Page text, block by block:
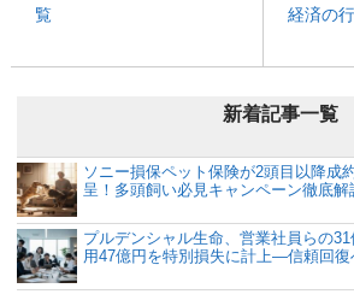
覧
経済の
新着記事一覧
ソニー損保ペット保険が2頭目以降成
呈！多頭飼い必見キャンペーン徹底解
プルデンシャル生命、営業社員らの
用47億円を特別損失に計上―信頼回復